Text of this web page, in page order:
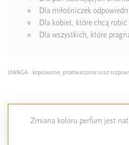
Dla miłośniczek
Dla kobiet, które chcą
Dla wszystkich, które
UWAGA - kopiowanie, przetwarzanie oraz
Zmiana koloru perfum jest